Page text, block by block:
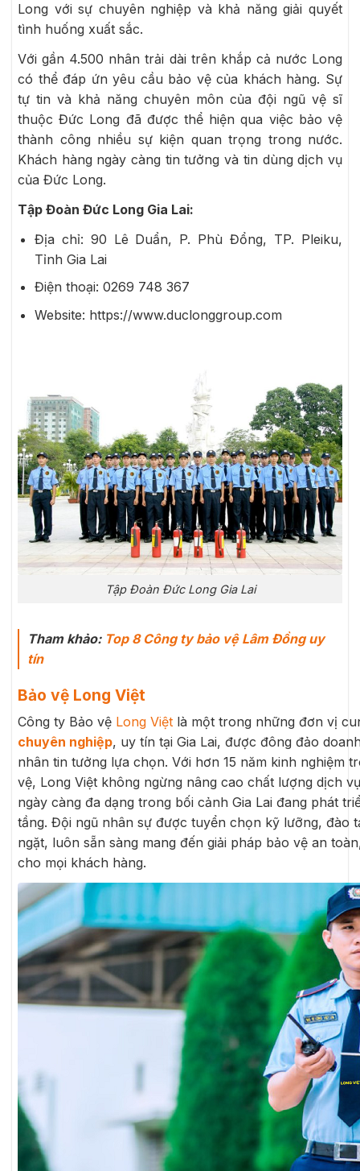
Long với sự chuyên nghiệp và khả năng giải quyết
tình huống xuất sắc.
Với gần 4.500 nhân trải dài trên khắp cả nước Long
có thể đáp ứn yêu cầu bảo vệ của khách hàng. Sự
tự tin và khả năng chuyên môn của đội ngũ vệ sĩ
thuộc Đức Long đã được thể hiện qua việc bảo vệ
thành công nhiều sự kiện quan trọng trong nước.
Khách hàng ngày càng tin tưởng và tin dùng dịch vụ
của Đức Long.
Tập Đoàn Đức Long Gia Lai:
Địa chỉ: 90 Lê Duẩn, P. Phù Đổng, TP. Pleiku,
Tỉnh Gia Lai
Điện thoại: 0269 748 367
Website: https://www.duclonggroup.com
Tập Đoàn Đức Long Gia Lai
Tham khảo: Top 8 Công ty bảo vệ Lâm Đồng uy
tín
Bảo vệ Long Việt
Công ty Bảo vệ Long Việt là một trong những đơn vị
chuyên nghiệp, uy tín tại Gia Lai, được đông đảo
nhân tin tưởng lựa chọn. Với hơn 15 năm kinh nghiệm
vệ, Long Việt không ngừng nâng cao chất lượng dịch
ngày càng đa dạng trong bối cảnh Gia Lai đang phát
tầng. Đội ngũ nhân sự được tuyển chọn kỹ lưỡng, đào
ngặt, luôn sẵn sàng mang đến giải pháp bảo vệ an
cho mọi khách hàng.